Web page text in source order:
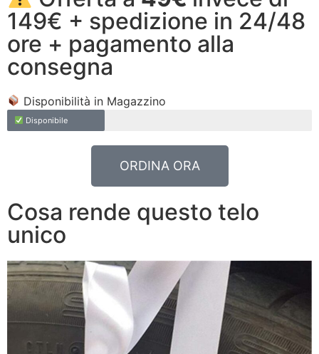
149€ + spedizione in 24/48
ore + pagamento alla
consegna
Disponibilità in Magazzino
Disponibile
ORDINA ORA
Cosa rende questo telo
unico